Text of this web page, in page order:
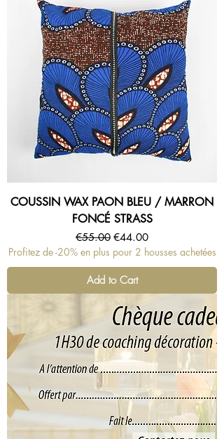
COUSSIN WAX PAON BLEU / MARRON
FONCÉ STRASS
Regular Price
€55.00 Sale Price
€44.00
Profitez de -20% en plus pour 2 housses achetées
Add to Cart